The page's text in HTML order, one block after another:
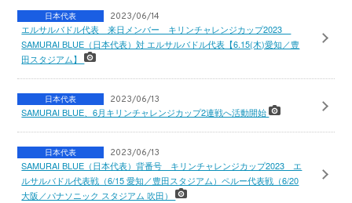
日本代表 2023/06/14
エルサルバドル代表 来日メンバー キリンチャレンジカップ2023
SAMURAI BLUE（日本代表）対 エルサルバドル代表【6.15(木)愛知／豊
田スタジアム】
日本代表 2023/06/13
SAMURAI BLUE、6月キリンチャレンジカップ2連戦へ活動開始
日本代表 2023/06/13
SAMURAI BLUE（日本代表）背番号 キリンチャレンジカップ2023 エ
ルサルバドル代表戦（6/15 愛知／豊田スタジアム）ペルー代表戦（6/20
大阪／パナソニック スタジアム 吹田）